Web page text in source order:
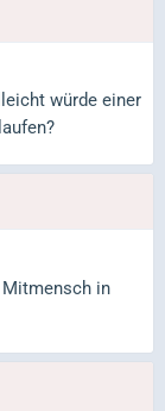
würde einer
in